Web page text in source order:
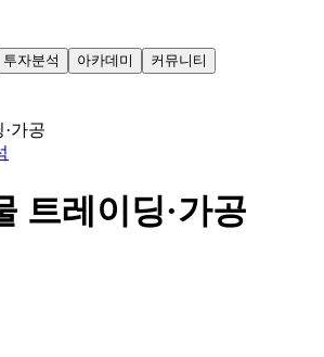
투자분석 아카데미 커뮤니티
가공
트레이딩·가공